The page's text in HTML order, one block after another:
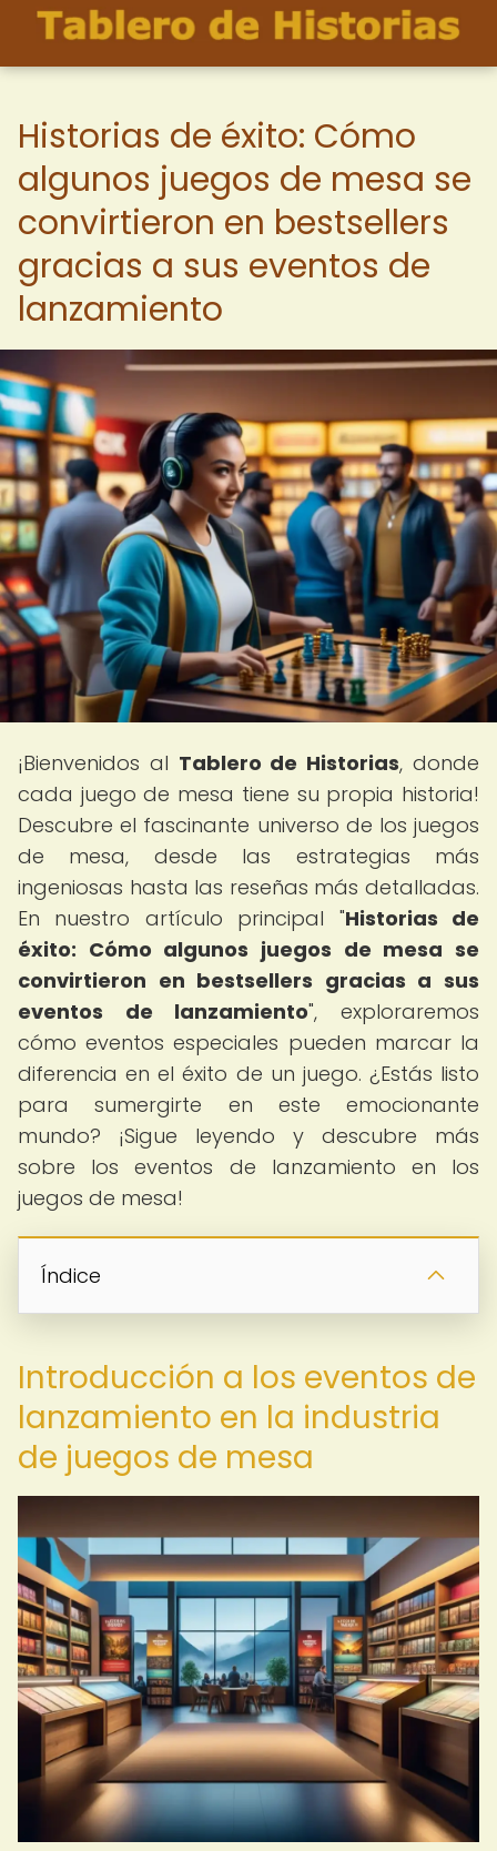
Historias de éxito: Cómo
algunos juegos de mesa se
convirtieron en bestsellers
gracias a sus eventos de
lanzamiento
¡Bienvenidos al Tablero de Historias, donde
cada juego de mesa tiene su propia historia!
Descubre el fascinante universo de los juegos
de mesa, desde las estrategias más
ingeniosas hasta las reseñas más detalladas.
En nuestro artículo principal "Historias de
éxito: Cómo algunos juegos de mesa se
convirtieron en bestsellers gracias a sus
eventos de lanzamiento", exploraremos
cómo eventos especiales pueden marcar la
diferencia en el éxito de un juego. ¿Estás listo
para sumergirte en este emocionante
mundo? ¡Sigue leyendo y descubre más
sobre los eventos de lanzamiento en los
juegos de mesa!
Índice
Introducción a los eventos de
lanzamiento en la industria
de juegos de mesa